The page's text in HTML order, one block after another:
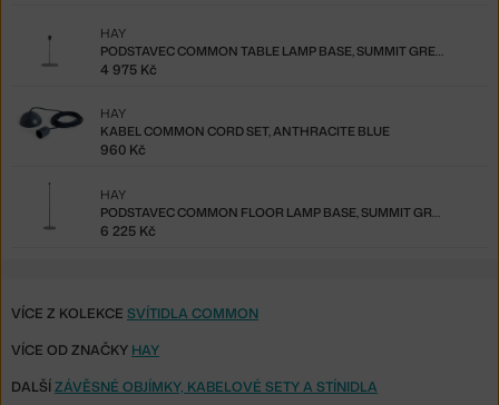
PODSTAVEC COMMON TABLE LAMP BASE, SUMMIT GREY/TERRAZZO
HAY
4 975 Kč
KABEL COMMON CORD SET, ANTHRACITE BLUE
HAY
960 Kč
PODSTAVEC COMMON FLOOR LAMP BASE, SUMMIT GREY/TERRAZZO
HAY
6 225 Kč
VÍCE Z KOLEKCE SVÍTIDLA COMMON
VÍCE OD ZNAČKY HAY
DALŠÍ ZÁVĚSNÉ OBJÍMKY, KABELOVÉ SETY A STÍNIDLA